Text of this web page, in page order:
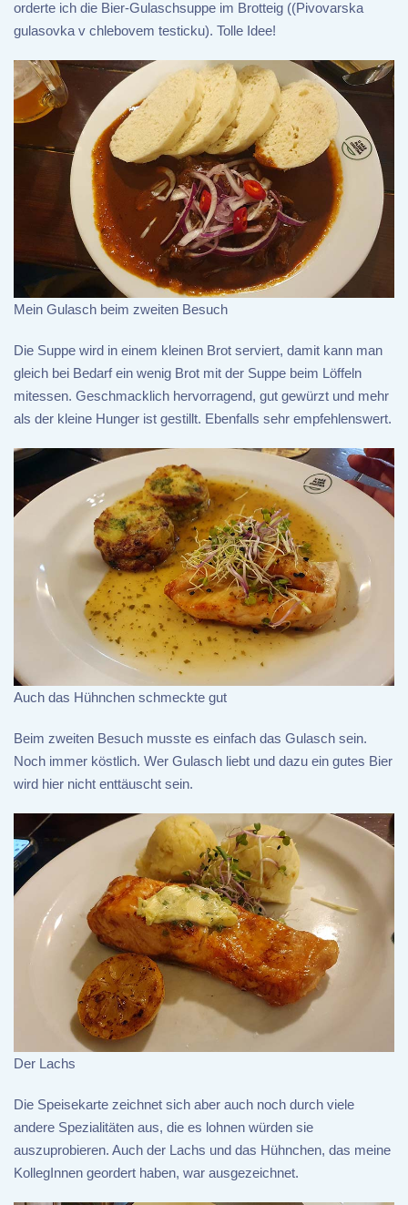
orderte ich die Bier-Gulaschsuppe im Brotteig ((Pivovarska
gulasovka v chlebovem testicku). Tolle Idee!
Mein Gulasch beim zweiten Besuch
Die Suppe wird in einem kleinen Brot serviert, damit kann man
gleich bei Bedarf ein wenig Brot mit der Suppe beim Löffeln
mitessen. Geschmacklich hervorragend, gut gewürzt und mehr
als der kleine Hunger ist gestillt. Ebenfalls sehr empfehlenswert.
Auch das Hühnchen schmeckte gut
Beim zweiten Besuch musste es einfach das Gulasch sein.
Noch immer köstlich. Wer Gulasch liebt und dazu ein gutes Bier
wird hier nicht enttäuscht sein.
Der Lachs
Die Speisekarte zeichnet sich aber auch noch durch viele
andere Spezialitäten aus, die es lohnen würden sie
auszuprobieren. Auch der Lachs und das Hühnchen, das meine
KollegInnen geordert haben, war ausgezeichnet.